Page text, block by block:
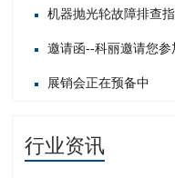
机器抛光轮故障排查
邀请函--科丽邀请您参
展销会正在预备中
行业资讯